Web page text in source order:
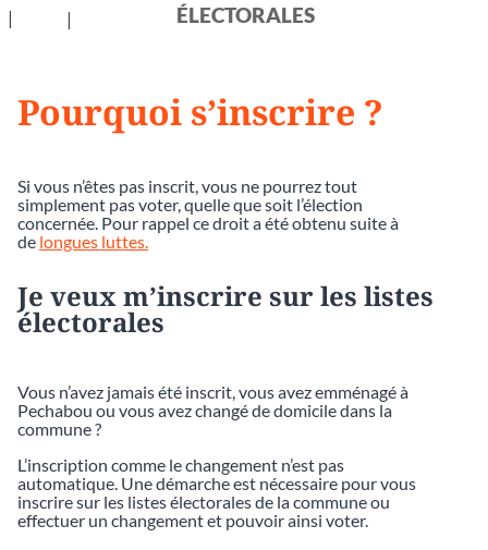
ÉLECTORALES
Pourquoi s’inscrire ?
Si vous n’êtes pas inscrit, vous ne pourrez tout
simplement pas voter, quelle que soit l’élection
concernée. Pour rappel ce droit a été obtenu suite à
de longues luttes.
Je veux m’inscrire sur les listes
électorales
Vous n’avez jamais été inscrit, vous avez emménagé à
Pechabou ou vous avez changé de domicile dans la
commune ?
L’inscription comme le changement n’est pas
automatique. Une démarche est nécessaire pour vous
inscrire sur les listes électorales de la commune ou
effectuer un changement et pouvoir ainsi voter.